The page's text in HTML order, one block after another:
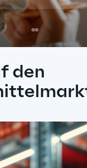
den